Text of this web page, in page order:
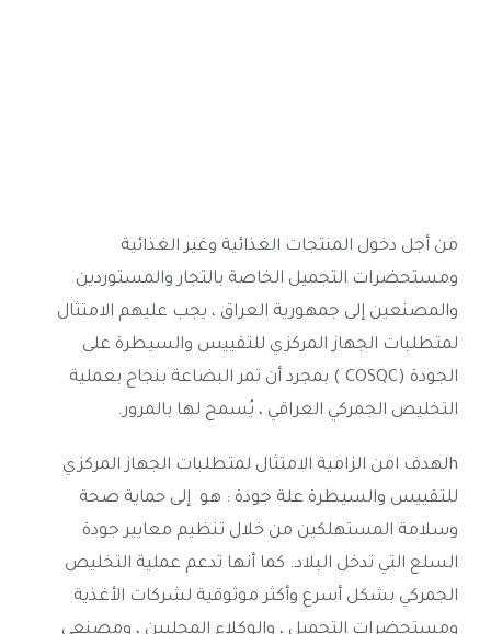
من أجل دخول المنتجات الغذائية وغير الغذائية
ومستحضرات التجميل الخاصة بالتجار والمستوردين
والمصنعين إلى جمهورية العراق ، يجب عليهم الامتثال
لمتطلبات الجهاز المركزي للتقييس والسيطرة على
الجودة (COSQC ) بمجرد أن تمر البضاعة بنجاح بعملية
التخليص الجمركي العراقي ، يُسمح لها بالمرور.
hلهدف امن الزامية الامتثال لمتطلبات الجهاز المركزي
للتقييس والسيطرة علة جودة : هو إلى حماية صحة
وسلامة المستهلكين من خلال تنظيم معايير جودة
السلع التي تدخل البلاد. كما أنها تدعم عملية التخليص
الجمركي بشكل أسرع وأكثر موثوقية لشركات الأغذية
ومستحضرات التجميل ، والوكلاء المحليين ، ومصنعي